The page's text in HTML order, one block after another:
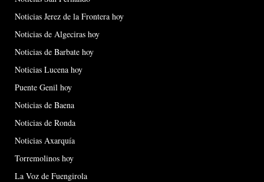
Noticias Jerez de la Frontera hoy
Noticias de Algeciras hoy
Noticias de Barbate hoy
Noticias Lucena hoy
Puente Genil hoy
Noticias de Baena
Noticias de Ronda
Noticias Axarquía
Torremolinos hoy
La Voz de Fuengirola